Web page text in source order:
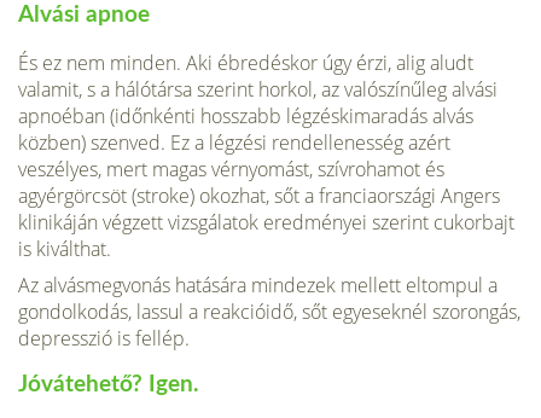
Alvási apnoe
És ez nem minden. Aki ébredéskor úgy érzi, alig aludt
valamit, s a hálótársa szerint horkol, az valószínűleg alvási
apnoéban (időnkénti hosszabb légzéskimaradás alvás
közben) szenved. Ez a légzési rendellenesség azért
veszélyes, mert magas vérnyomást, szívrohamot és
agyérgörcsöt (stroke) okozhat, sőt a franciaországi Angers
klinikáján végzett vizsgálatok eredményei szerint cukorbajt
is kiválthat.
Az alvásmegvonás hatására mindezek mellett eltompul a
gondolkodás, lassul a reakcióidő, sőt egyeseknél szorongás,
depresszió is fellép.
Jóvátehető? Igen.